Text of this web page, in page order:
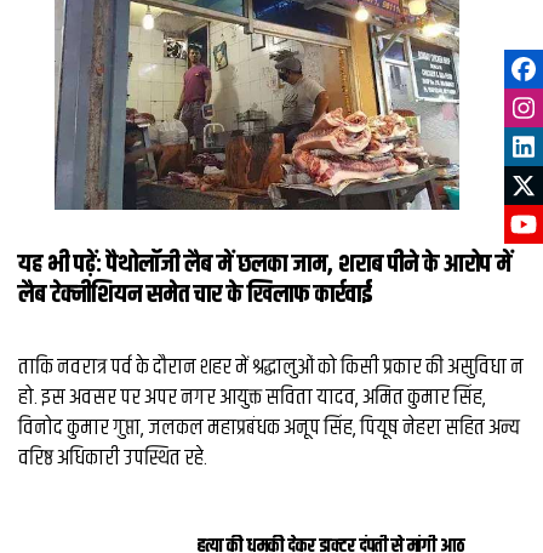
यह भी पढ़ें:पैथोलॉजी लैब में छलका जाम, शराब पीने के आरोप में
लैब टेक्‍नीशियन समेत चार के खिलाफ कार्रवाई
ताकि नवरात्र पर्व के दौरान शहर में श्रद्धालुओं को किसी प्रकार की असुविधा न
हो. इस अवसर पर अपर नगर आयुक्त सविता यादव, अमित कुमार सिंह,
विनोद कुमार गुप्ता, जलकल महाप्रबंधक अनूप सिंह, पियूष नेहरा सहित अन्य
वरिष्ठ अधिकारी उपस्थित रहे.
हत्‍या की धमकी देकर डाक्‍टर दंपती से मांगी आठ